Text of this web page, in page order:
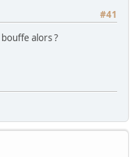
#41
alors ?